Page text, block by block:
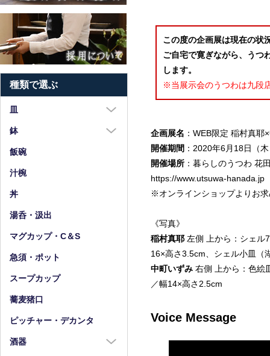
この度の企画展は現在の状
ご自宅で寛ぎながら、うつ
します。
※当展示会のうつわは九段
企画展名 ：WEB限定 稲村真耶
開催期間 ：2020年6月18日（
開催場所 ：暮らしのうつわ
https://www.utsuwa-hanada.jp
※オンラインショップよりお
《写真》
稲村真耶 左側 上から：シェル
16×高さ3.5cm、シェル小皿（
中町いずみ 右側 上から：色絵
／幅14×高さ2.5cm
Voice Message
種類で選ぶ
皿
大皿（8寸以上）
中皿（5～7寸）
小皿（4寸以下）
鉢
大鉢（8寸以上）
中鉢（5～7寸）
飯碗
汁椀
丼
湯呑・汲出
マグカップ・C＆S
急須・ポット
スープカップ
蕎麦猪口
ピッチャー・デカンタ
酒器